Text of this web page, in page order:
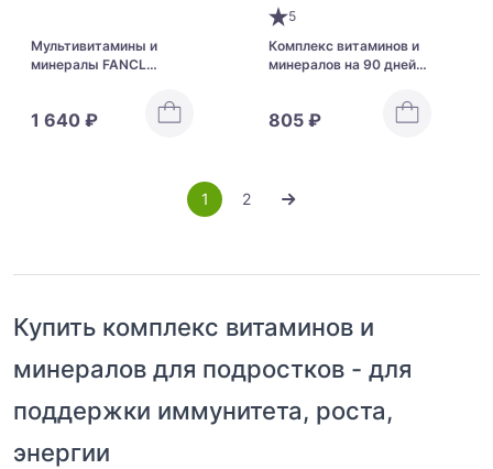
Мультивитамины и
минералы FANCL
1 640 ₽
5
Комплекс витаминов и
минералов на 90 дней
Chewable Multivitamin &
Mineral
805 ₽
1 2
Купить комплекс витаминов и
минералов для подростков - для
поддержки иммунитета, роста,
энергии